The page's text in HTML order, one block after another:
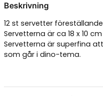
Beskrivning
12 st servetter
Servetterna är ca 18 x 10
Servetterna är superfina
som går i dino-tema.